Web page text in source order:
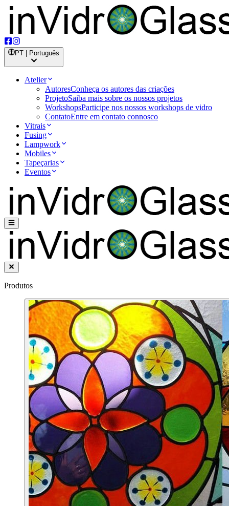
PT | Português
Atelier
AutoresConheça os autores das criações
ProjetoSaiba mais sobre os nossos projetos
WorkshopsParticipe nos nossos workshops de vidro
ContatoEntre em contato connosco
Vitrais
Fusing
Lampwork
Mobiles
Tapeçarias
Eventos
Produtos